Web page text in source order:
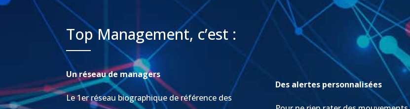
Top Management, c’est :
Un réseau de managers
Le 1er réseau biographique de référence des
Des alertes personnalisées